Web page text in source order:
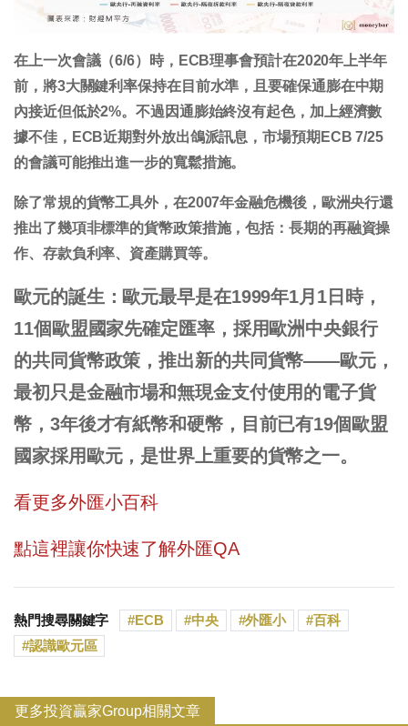
在上一次會議（6/6）時，ECB理事會預計在2020年上半年
前，將3大關鍵利率保持在目前水準，且要確保通膨在中期
內接近但低於2%。不過因通膨始終沒有起色，加上經濟數
據不佳，ECB近期對外放出鴿派訊息，市場預期ECB 7/25
的會議可能推出進一步的寬鬆措施。
除了常規的貨幣工具外，在2007年金融危機後，歐洲央行還
推出了幾項非標準的貨幣政策措施，包括：長期的再融資操
作、存款負利率、資產購買等。
歐元的誕生 ：歐元最早是在1999年1月1日時，
11個歐盟國家先確定匯率，採用歐洲中央銀行
的共同貨幣政策，推出新的共同貨幣——歐元，
最初只是金融市場和無現金支付使用的電子貨
幣，3年後才有紙幣和硬幣，目前已有19個歐盟
國家採用歐元，是世界上重要的貨幣之一。
看更多外匯小百科
點這裡讓你快速了解外匯QA
熱門搜尋關鍵字 ECB 中央 外匯小
百科
認識歐元區
更多投資贏家Group相關文章